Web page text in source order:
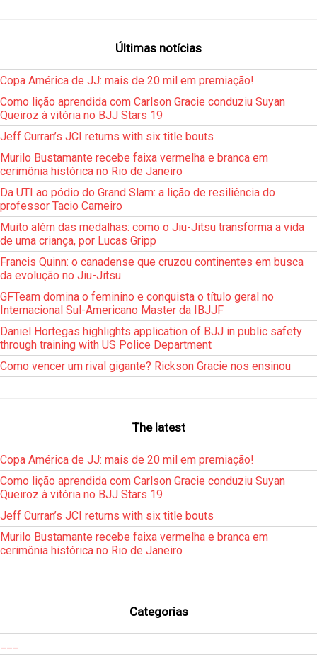
Últimas notícias
Copa América de JJ: mais de 20 mil em premiação!
Como lição aprendida com Carlson Gracie conduziu Suyan
Queiroz à vitória no BJJ Stars 19
Jeff Curran’s JCI returns with six title bouts
Murilo Bustamante recebe faixa vermelha e branca em
cerimônia histórica no Rio de Janeiro
Da UTI ao pódio do Grand Slam: a lição de resiliência do
professor Tacio Carneiro
Muito além das medalhas: como o Jiu-Jitsu transforma a vida
de uma criança, por Lucas Gripp
Francis Quinn: o canadense que cruzou continentes em busca
da evolução no Jiu-Jitsu
GFTeam domina o feminino e conquista o título geral no
Internacional Sul-Americano Master da IBJJF
Daniel Hortegas highlights application of BJJ in public safety
through training with US Police Department
Como vencer um rival gigante? Rickson Gracie nos ensinou
The latest
Copa América de JJ: mais de 20 mil em premiação!
Como lição aprendida com Carlson Gracie conduziu Suyan
Queiroz à vitória no BJJ Stars 19
Jeff Curran’s JCI returns with six title bouts
Murilo Bustamante recebe faixa vermelha e branca em
cerimônia histórica no Rio de Janeiro
Categorias